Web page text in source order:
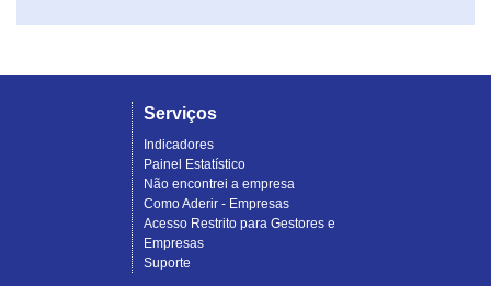
Serviços
Indicadores
Painel Estatístico
Não encontrei a empresa
Como Aderir - Empresas
Acesso Restrito para Gestores e
Empresas
Suporte